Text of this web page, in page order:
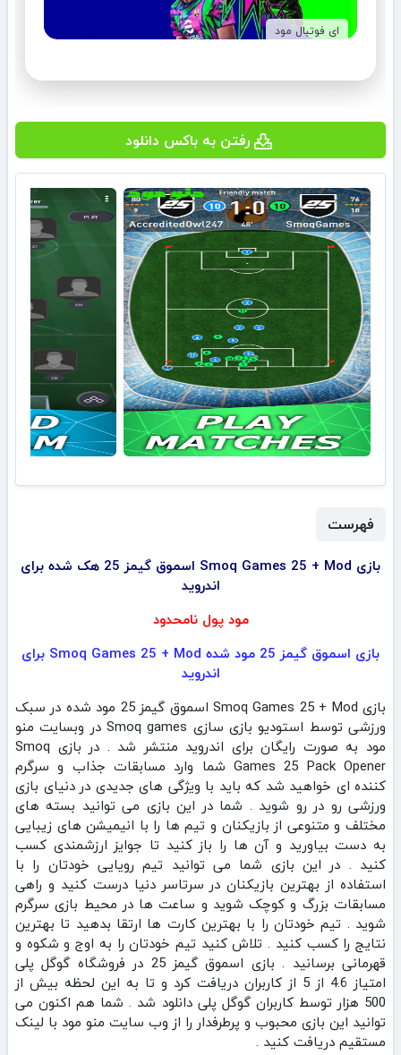
ای فوتبال مود
رفتن به باکس دانلود
فهرست
بازی Smoq Games 25 + Mod اسموق گیمز 25 هک شده برای
اندروید
مود پول نامحدود
بازی اسموق گیمز 25 مود شده Smoq Games 25 + Mod برای
اندروید
بازی Smoq Games 25 + Mod اسموق گیمز 25 مود شده در سبک
ورزشی توسط استودیو بازی سازی Smoq games در وبسایت منو
مود به صورت رایگان برای اندروید منتشر شد . در بازی Smoq
Games 25 Pack Opener شما وارد مسابقات جذاب و سرگرم
کننده ای خواهید شد که باید با ویژگی های جدیدی در دنیای بازی
ورزشی رو در رو شوید . شما در این بازی می توانید بسته های
مختلف و متنوعی از بازیکنان و تیم ها را با انیمیشن های زیبایی
به دست بیاورید و آن ها را باز کنید تا جوایز ارزشمندی کسب
کنید . در این بازی شما می توانید تیم رویایی خودتان را با
استفاده از بهترین بازیکنان در سرتاسر دنیا درست کنید و راهی
مسابقات بزرگ و کوچک شوید و ساعت ها در محیط بازی سرگرم
شوید . تیم خودتان را با بهترین کارت ها ارتقا بدهید تا بهترین
نتایج را کسب کنید . تلاش کنید تیم خودتان را به اوج و شکوه و
قهرمانی برسانید . بازی اسموق گیمز 25 در فروشگاه گوگل پلی
امتیاز 4.6 از 5 از کاربران دریافت کرد و تا به این لحظه بیش از
500 هزار توسط کاربران گوگل پلی دانلود شد . شما هم اکنون می
توانید این بازی محبوب و پرطرفدار را از وب سایت منو مود با لینک
مستقیم دریافت کنید .